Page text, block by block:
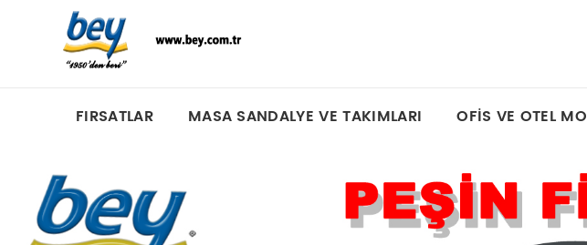
FIRSATLAR MASA SANDALYE VE TAKIMLARI OFIS VE OTEL